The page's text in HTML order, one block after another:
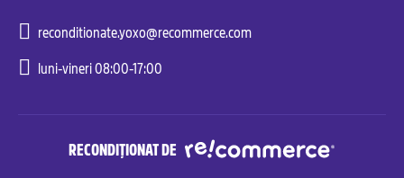
reconditionate.yoxo@recommerce.com
luni-vineri 08:00-17:00
RECONDIȚIONAT DE